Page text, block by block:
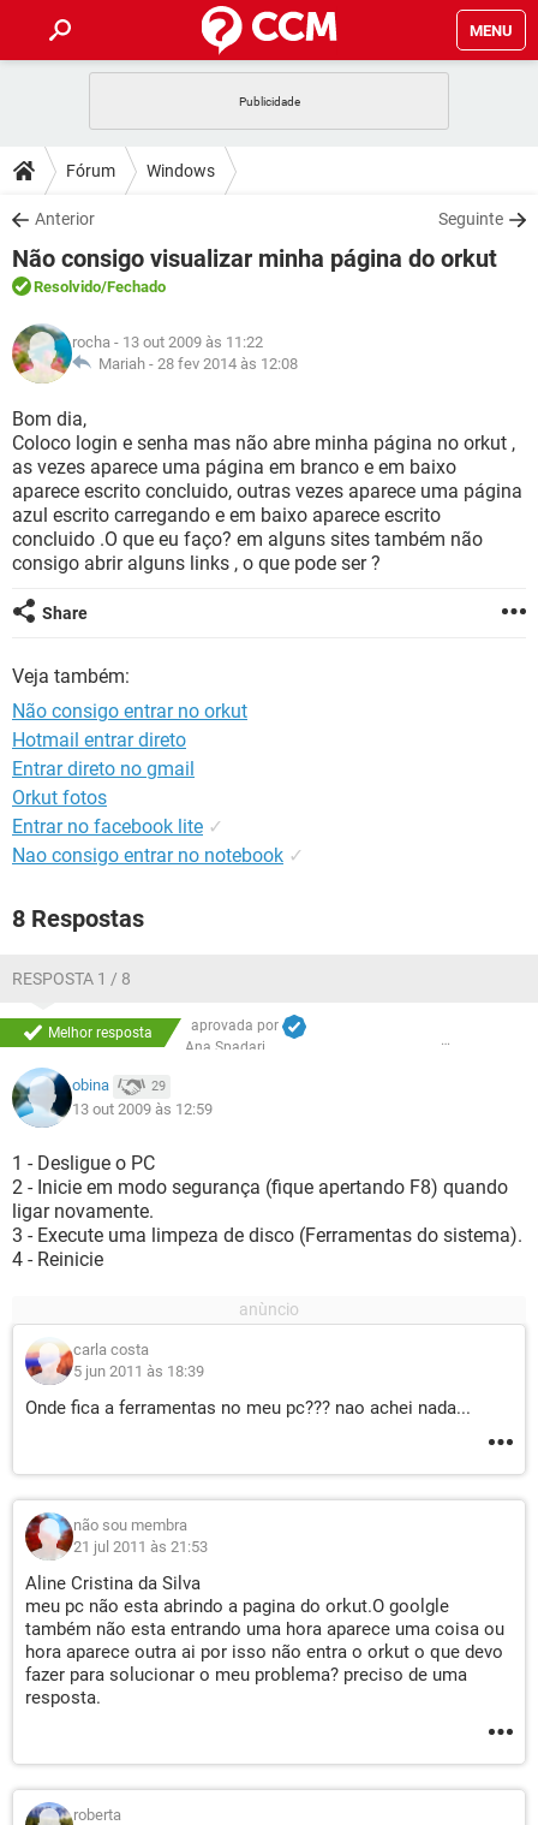
MENU
CELULAR
OUTLOOK
INSTAGRAM GMAIL
GUIA DE COMPRAS
DICAS
JOGOS
OUTLOOK
INSTAGRAM
GUIA DE COMPRAS
DOWNLOADS
JOGOS WHATSAPP
CELULAR
OUTLOOK
INSTAGRAM
GUIA DE COMPRAS
FÓRUM
JOGOS
CELULAR FACEBOOK
INSTAGRAM GMAIL
GUIA DE COMPRAS
GLOSSÁRIO
JOGOS
CELULAR
OUTLOOK EXCEL
INSTAGRAM
GUIA DE COMPRAS
Fórum Windows
Anterior Seguinte
Não consigo visualizar minha página do orkut
Resolvido/Fechado
rocha - 13 out 2009 às 11:22
Mariah - 28 fev 2014 às 12:08
Bom dia,
Coloco login e senha mas não abre minha página no orkut ,
as vezes aparece uma página em branco e em baixo
aparece escrito concluido, outras vezes aparece uma página
azul escrito carregando e em baixo aparece escrito
concluido .O que eu faço? em alguns sites também não
consigo abrir alguns links , o que pode ser ?
Share
Veja também:
Não consigo entrar no orkut
Hotmail entrar direto
Entrar direto no gmail
Orkut fotos
Entrar no facebook lite ✓
Nao consigo entrar no notebook ✓
8 Respostas
RESPOSTA 1 / 8
Melhor resposta
aprovada por
Ana Spadari
obina 29
13 out 2009 às 12:59
1 - Desligue o PC
2 - Inicie em modo segurança (fique apertando F8) quando
ligar novamente.
3 - Execute uma limpeza de disco (Ferramentas do sistema).
4 - Reinicie
carla costa
5 jun 2011 às 18:39
Onde fica a ferramentas no meu pc??? nao achei nada...
não sou membra
21 jul 2011 às 21:53
Aline Cristina da Silva
meu pc não esta abrindo a pagina do orkut.O goolgle
também não esta entrando uma hora aparece uma coisa ou
hora aparece outra ai por isso não entra o orkut o que devo
fazer para solucionar o meu problema? preciso de uma
resposta.
roberta